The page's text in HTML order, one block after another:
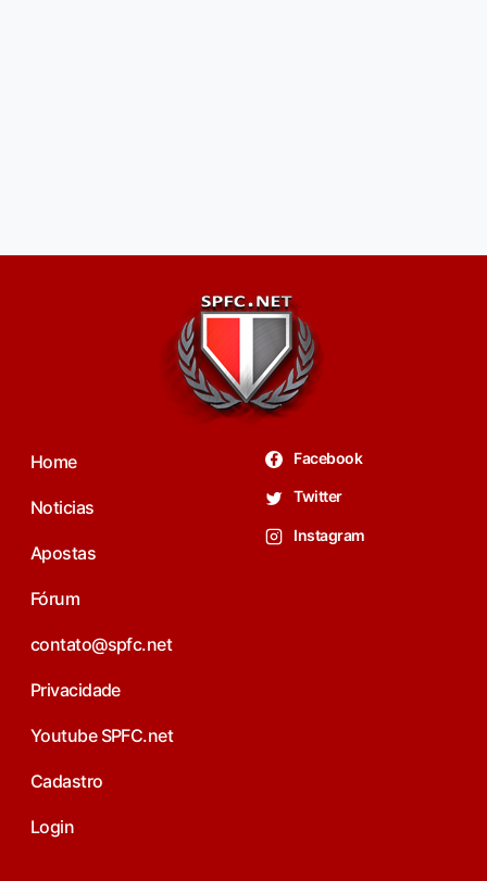
Home
Noticias
Apostas
Fórum
contato@spfc.net
Privacidade
Youtube SPFC.net
Cadastro
Login
Facebook
Twitter
Instagram